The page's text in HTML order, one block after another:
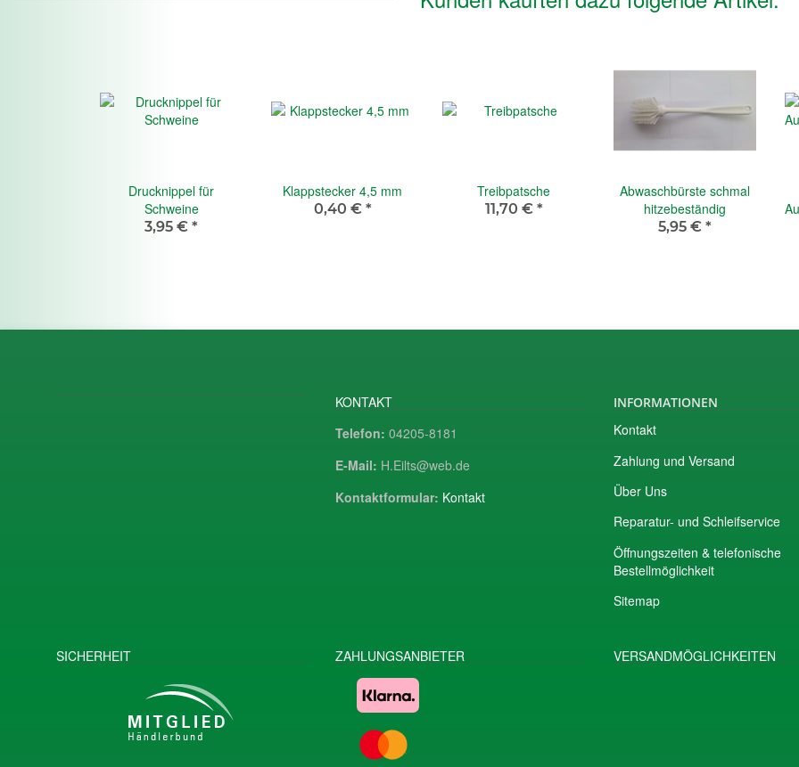
Drucknippel für
Schweine
3,95 € *
Klappstecker 4,5 mm
0,40 € *
Treibpatsche
11,70 € *
Abwaschbürste schmal
hitzebeständig
5,95 € *
KONTAKT
Telefon: 04205-8181
E-Mail: H.Eilts@web.de
Kontaktformular: Kontakt
INFORMATIONEN
Kontakt
Zahlung und Versand
Über Uns
Reparatur- und Schleifservice
Öffnungszeiten & telefonische
Bestellmöglichkeit
Sitemap
SICHERHEIT ZAHLUNGSANBIETER VERSANDMÖGLICHKEITEN